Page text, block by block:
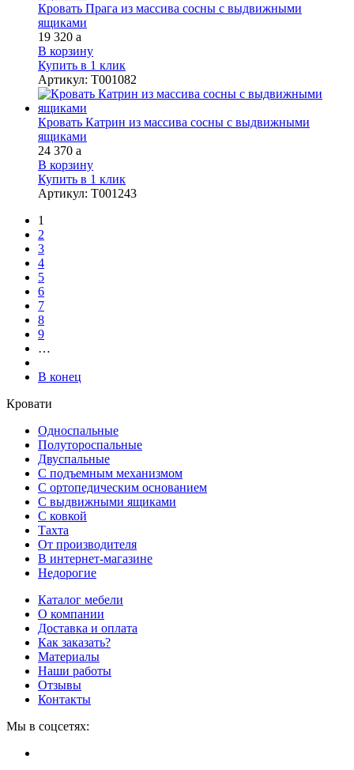
Кровать Прага из массива сосны с выдвижными
ящиками
19 320 a
В корзину
Купить в 1 клик
Артикул: Т001082
Кровать Катрин из массива сосны с выдвижными
ящиками
24 370 a
В корзину
Купить в 1 клик
Артикул: Т001243
1
2
3
4
5
6
7
8
9
…
В конец
Кровати
Односпальные
Полутороспальные
Двуспальные
С подъемным механизмом
С ортопедическим основанием
С выдвижными ящиками
С ковкой
Тахта
От производителя
В интернет-магазине
Недорогие
Каталог мебели
О компании
Доставка и оплата
Как заказать?
Материалы
Наши работы
Отзывы
Контакты
Мы в соцсетях: